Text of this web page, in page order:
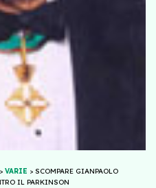
> VARIE > SCOMPARE GIANPAOLO
IL PARKINSON